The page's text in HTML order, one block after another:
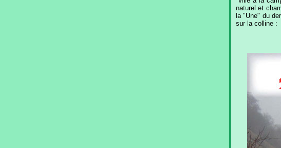
naturel et
la "Une" du
sur la colline :